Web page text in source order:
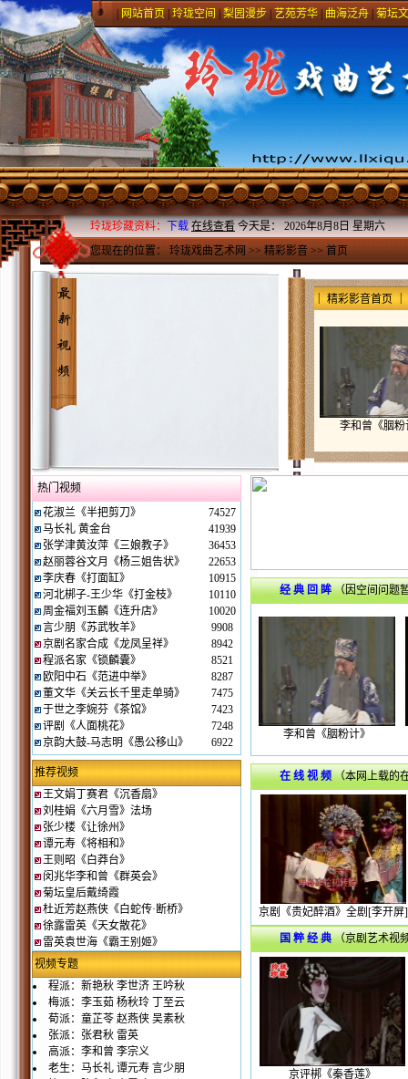
网站首页 玲珑空间 梨园漫步 艺苑芳华 曲海泛舟 菊坛
玲珑珍藏资料：下载 在线查看今天是：2026年8月8日 星期六
您现在的位置：玲珑戏曲艺术网>>精彩影音>> 首页
精彩影音首页
李和曾《胭粉
热门视频
花淑兰《半把剪刀》
74527
马长礼 黄金台
41939
张学津黄汝萍《三娘教子》
36453
赵丽蓉谷文月《杨三姐告状》
22653
李庆春《打面缸》
10915
河北梆子-王少华《打金枝》
10110
周金福刘玉麟《连升店》
10020
言少朋《苏武牧羊》
9908
京剧名家合成《龙凤呈祥》
8942
程派名家《锁麟囊》
8521
欧阳中石《范进中举》
8287
董文华《关云长千里走单骑》
7475
于世之李婉芬《茶馆》
7423
评剧《人面桃花》
7248
京韵大鼓-马志明《愚公移山》
6922
经 典 回 眸（因空间问题
李和曾《胭粉计》
推荐视频
王文娟丁赛君《沉香扇》
刘桂娟《六月雪》法场
张少楼《让徐州》
谭元寿《将相和》
王则昭《白莽台》
闵兆华李和曾《群英会》
菊坛皇后戴绮霞
杜近芳赵燕侠《白蛇传·断桥》
徐露雷英《天女散花》
雷英袁世海《霸王别姬》
视频专题
程派：新艳秋 李世济 王吟秋
梅派：李玉茹 杨秋玲 丁至云
荀派：童芷苓 赵燕侠 吴素秋
张派：张君秋 雷英
高派：李和曾 李宗义
老生：马长礼 谭元寿 言少朋
在 线 视 频（本网上载的
京剧《贵妃醉酒》全剧[李开屏]
国 粹 经 典（京剧艺术视
京评梆《秦香莲》